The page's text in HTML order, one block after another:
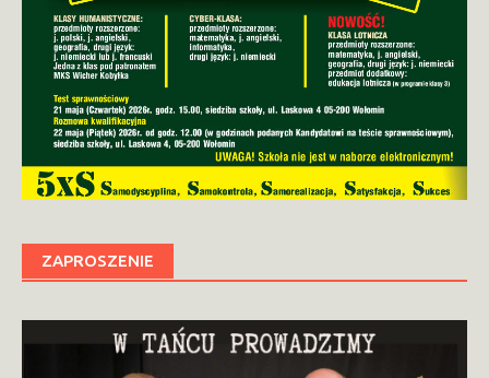
ZAPROSZENIE